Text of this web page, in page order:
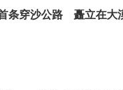
条穿沙公路 矗立在大